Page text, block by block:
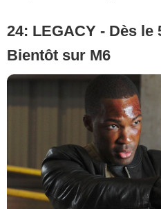
24: LEGACY - Dès
Bientôt sur M6